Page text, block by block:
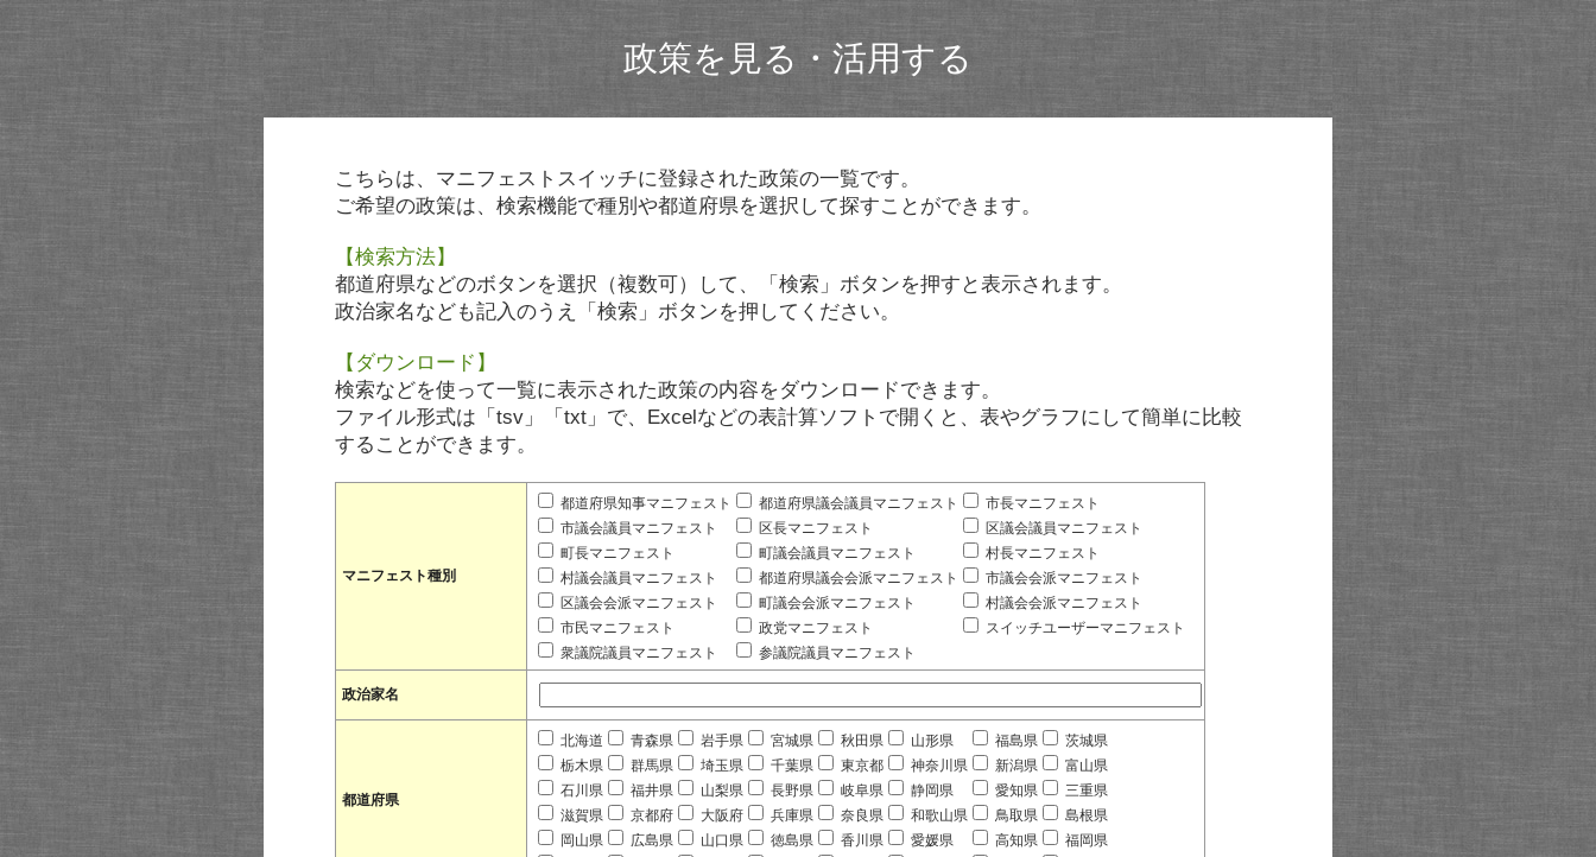
政策を見る・活用する
こちらは、マニフェストスイッチに登録された政策の一覧です。
ご希望の政策は、検索機能で種別や都道府県を選択して探すことができます。
【検索方法】
都道府県などのボタンを選択（複数可）して、「検索」ボタンを押すと表示されます。
政治家名なども記入のうえ「検索」ボタンを押してください。
【ダウンロード】
検索などを使って一覧に表示された政策の内容をダウンロードできます。
ファイル形式は「tsv」「txt」で、Excelなどの表計算ソフトで開くと、表やグラフにして簡単に比較
することができます。
マニフェスト種別
都道府県知事マニフェスト 都道府県議会議員マニフェスト
市長マニフェスト
市議会議員マニフェスト
区長マニフェスト
区議会議員マニフェスト
町長マニフェスト
町議会議員マニフェスト
村長マニフェスト
村議会議員マニフェスト
都道府県議会会派マニフェスト
市議会会派マニフェスト
区議会会派マニフェスト
町議会会派マニフェスト
村議会会派マニフェスト
市民マニフェスト
政党マニフェスト
スイッチユーザーマニフェスト
衆議院議員マニフェスト
参議院議員マニフェスト
政治家名
都道府県
北海道 青森県 岩手県 宮城県 秋田県 山形県 福島県
茨城県
栃木県
群馬県 埼玉県 千葉県 東京都 神奈川県 新潟県
富山県
石川県
福井県 山梨県 長野県 岐阜県 静岡県 愛知県
三重県
滋賀県
京都府 大阪府 兵庫県 奈良県 和歌山県 鳥取県
島根県
岡山県
広島県 山口県 徳島県 香川県 愛媛県 高知県
福岡県